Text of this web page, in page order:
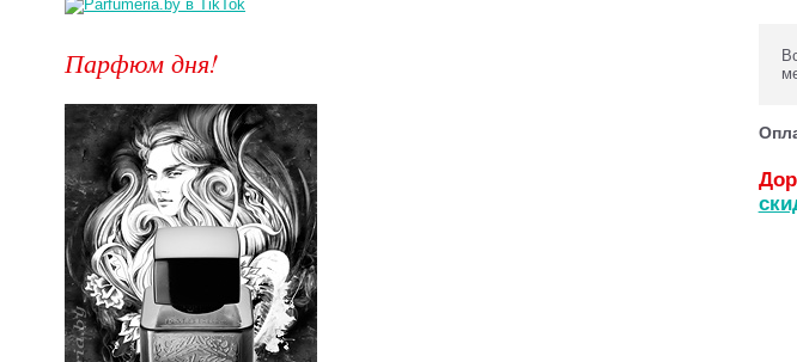
Парфюм дня!